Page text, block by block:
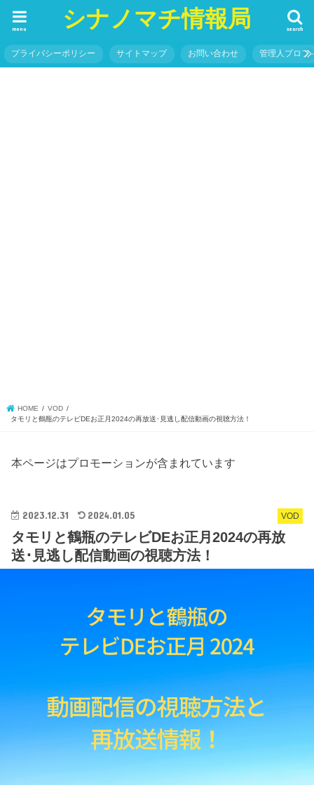
シナノマチ情報局 search
menu
プライバシーポリシー サイトマップ お問い合わせ 管理人プロフ
HOME
VOD
タモリと鶴瓶のテレビDEお正月2024の再放送･見逃し配信動画の視聴方法！
本ページはプロモーションが含まれています
VOD
2023.12.31 2024.01.05
タモリと鶴瓶のテレビDEお正月2024の再放
送･見逃し配信動画の視聴方法！